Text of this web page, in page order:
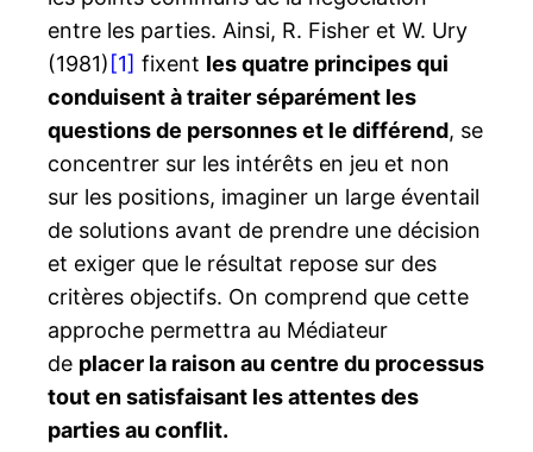
entre les parties. Ainsi, R. Fisher et W. Ury
(1981)[1] fixent les quatre principes qui
conduisent à traiter séparément les
questions de personnes et le différend, se
concentrer sur les intérêts en jeu et non
sur les positions, imaginer un large éventail
de solutions avant de prendre une décision
et exiger que le résultat repose sur des
critères objectifs. On comprend que cette
approche permettra au Médiateur
de placer la raison au centre du processus
tout en satisfaisant les attentes des
parties au conflit.